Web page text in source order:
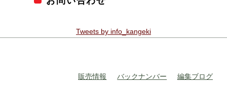
Tweets by info_kangeki
販売情報 バックナンバー 編集ブログ